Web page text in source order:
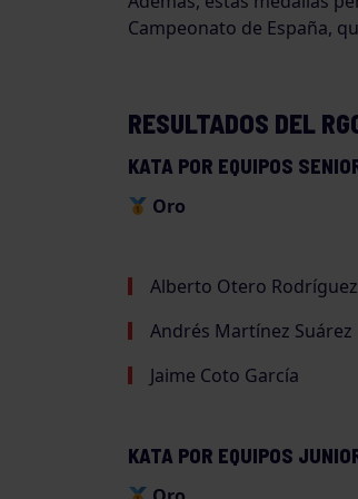
Campeonato de España,
RESULTADOS DEL
KATA POR EQUIPOS
Oro
Alberto Otero Rodríguez
Andrés Martínez Suárez
Jaime Coto García
KATA POR EQUIPOS